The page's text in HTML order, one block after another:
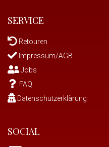
SERVICE
Retouren
Impressum/AGB
Jobs
FAQ
Datenschutzerklärung
SOCIAL